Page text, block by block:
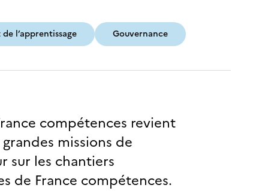
l’apprentissage
Gouvernance
compétences revient
missions de
sur les chantiers
de France compétences.